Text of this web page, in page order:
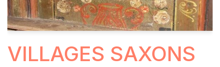
VILLAGES SAXONS